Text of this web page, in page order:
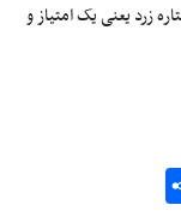
زرد یعنی یک امتیاز و